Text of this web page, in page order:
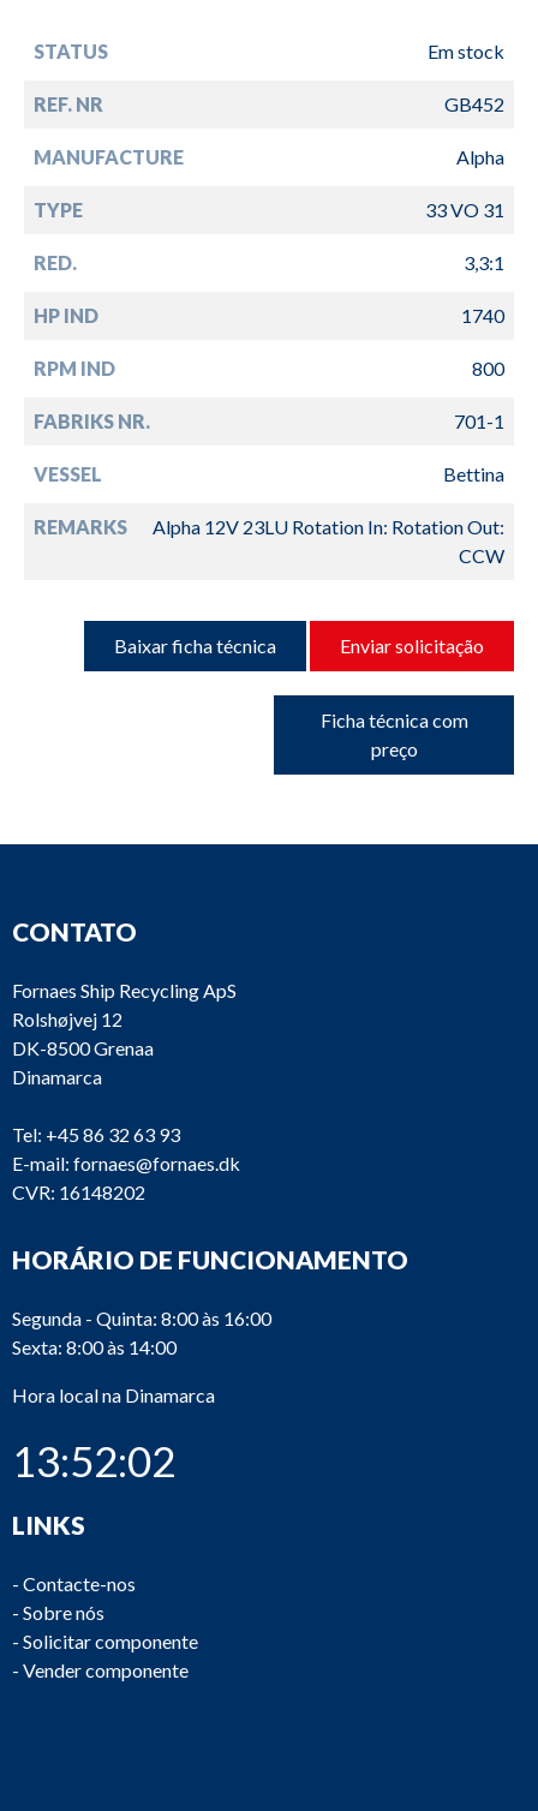
STATUS Em stock
REF. NR GB452
MANUFACTURE Alpha
TYPE 33 VO 31
RED. 3,3:1
HP IND 1740
RPM IND 800
FABRIKS NR. 701-1
VESSEL Bettina
REMARKS
Alpha 12V 23LU Rotation In: Rotation Out:
CCW
Baixar ficha técnica Enviar solicitação
Ficha técnica com
preço
CONTATO
Fornaes Ship Recycling ApS
Rolshøjvej 12
DK-8500 Grenaa
Dinamarca
Tel: +45 86 32 63 93
E-mail: fornaes@fornaes.dk
CVR: 16148202
HORÁRIO DE FUNCIONAMENTO
Segunda - Quinta: 8:00 às 16:00
Sexta: 8:00 às 14:00
Hora local na Dinamarca
13:52:02
LINKS
- Contacte-nos
- Sobre nós
- Solicitar componente
- Vender componente